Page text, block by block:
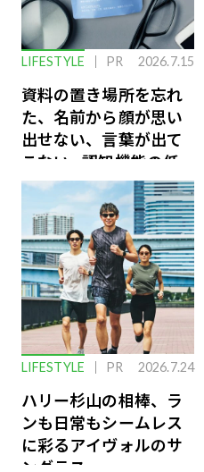
LIFESTYLE PR 2026.7.15
資料の置き場所を忘れ
た、名前から顔が思い
出せない、言葉が出て
こない…認知機能の低
下を救う、脳のインナ
ーケアとは
LIFESTYLE PR 2026.7.24
ハリー杉山の相棒、ラ
ンも日常もシームレス
に彩るアイヴォルのサ
ングラス